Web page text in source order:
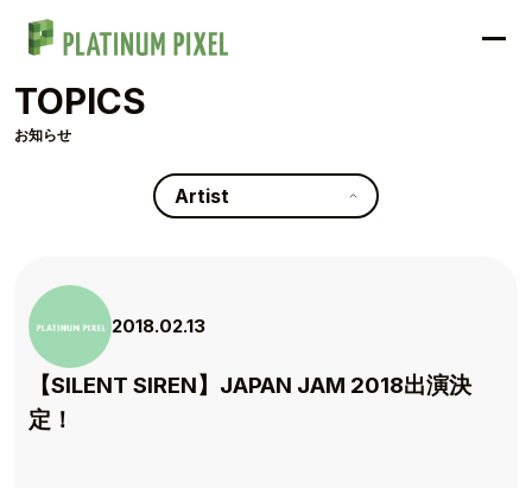
TOPICS
お知らせ
Artist
2018.02.13
【SILENT SIREN】JAPAN JAM 2018出演決
定！